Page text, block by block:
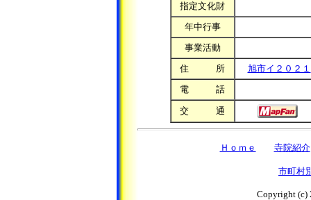
指定文化財
年中行事
事業活動
住 所
旭市イ２０２１
電 話
交 通
Ｈｏｍｅ 寺院紹介
市町村
Copyright (c)